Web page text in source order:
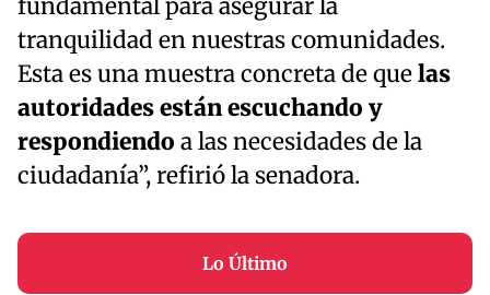
fundamental para asegurar la
tranquilidad en nuestras comunidades.
Esta es una muestra concreta de quelas
autoridades están escuchando y
respondiendo a las necesidades de la
ciudadanía”, refirió la senadora.
Lo Último